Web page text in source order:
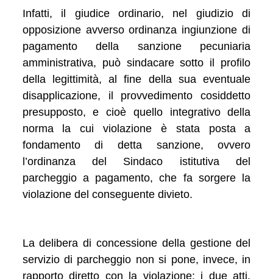
Infatti, il giudice ordinario, nel giudizio di
opposizione avverso ordinanza ingiunzione di
pagamento della sanzione pecuniaria
amministrativa, può sindacare sotto il profilo
della legittimità, al fine della sua eventuale
disapplicazione, il provvedimento cosiddetto
presupposto, e cioè quello integrativo della
norma la cui violazione è stata posta a
fondamento di detta sanzione, ovvero
l’ordinanza del Sindaco istitutiva del
parcheggio a pagamento, che fa sorgere la
violazione del conseguente divieto.
La delibera di concessione della gestione del
servizio di parcheggio non si pone, invece, in
rapporto diretto con la violazione: i due atti,